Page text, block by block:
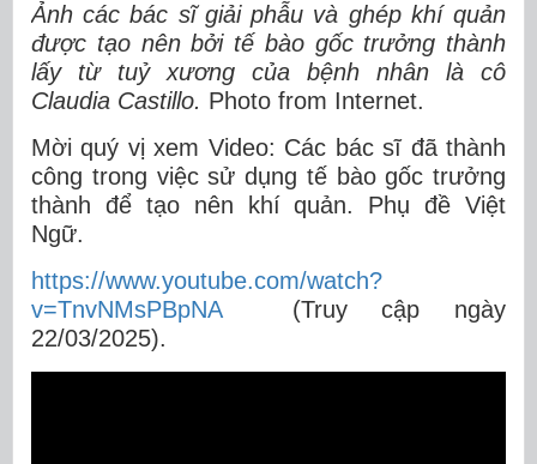
Ảnh các bác sĩ giải phẫu và ghép khí quản
được tạo nên bởi tế bào gốc trưởng thành
lấy từ tuỷ xương của bệnh nhân là cô
Claudia Castillo. Photo from Internet.
Mời quý vị xem Video: Các bác sĩ đã thành
công trong việc sử dụng tế bào gốc trưởng
thành để tạo nên khí quản. Phụ đề Việt
Ngữ.
https://www.youtube.com/watch?
v=TnvNMsPBpNA (Truy cập ngày
22/03/2025).